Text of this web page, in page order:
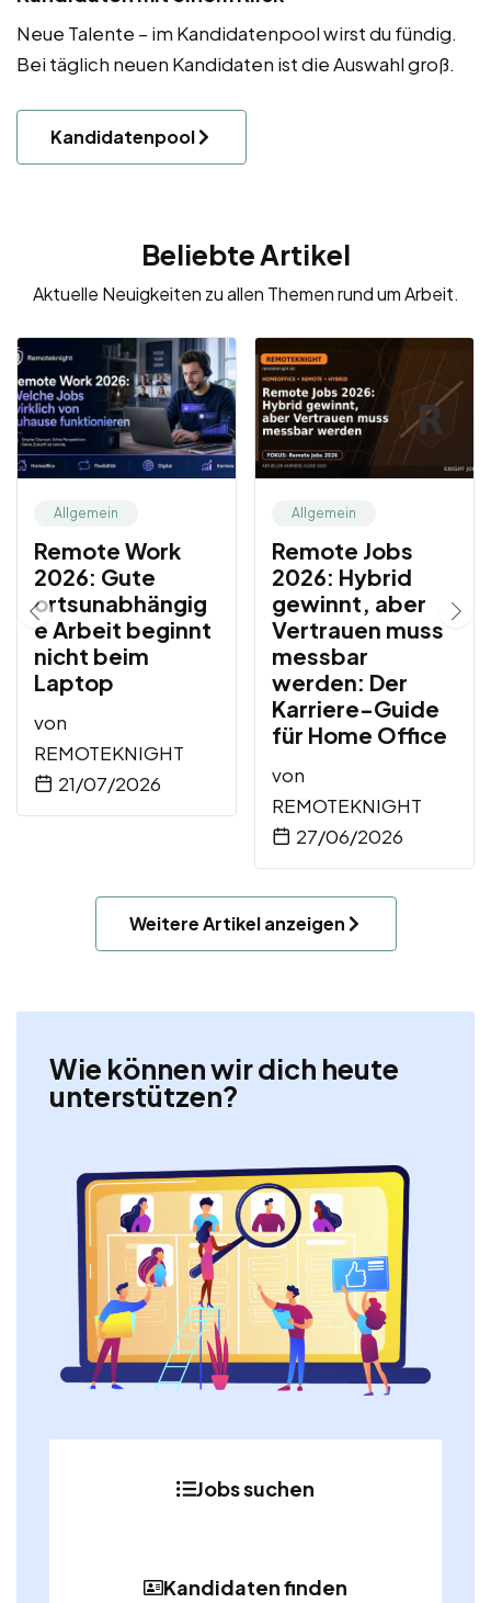
Neue Talente – im Kandidatenpool wirst du fündig.
Bei täglich neuen Kandidaten ist die Auswahl groß.
Kandidatenpool
Beliebte Artikel
Aktuelle Neuigkeiten zu allen Themen rund um Arbeit.
Allgemein
Remote Work
2026: Gute
ortsunabhängig
e Arbeit beginnt
nicht beim
Laptop
von
REMOTEKNIGHT
21/07/2026
Allgemein
Remote Jobs
2026: Hybrid
gewinnt, aber
Vertrauen muss
messbar
werden: Der
Karriere-Guide
für Home Office
von
REMOTEKNIGHT
27/06/2026
Weitere Artikel anzeigen
Wie können wir dich heute
unterstützen?
Jobs suchen
Kandidaten finden